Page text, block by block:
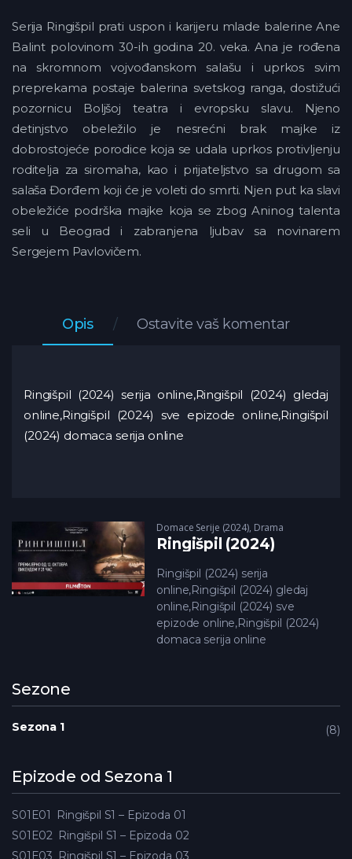
Serija Ringišpil prati uspon i karijeru mlade balerine Ane
Balint polovinom 30-ih godina 20. veka. Ana je rođena
na skromnom vojvođanskom salašu i uprkos svim
preprekama postaje balerina svetskog ranga, dostižući
pozornicu Boljšoj teatra i evropsku slavu. Njeno
detinjstvo obeležilo je nesrećni brak majke iz
dobrostojeće porodice koja se udala uprkos protivljenju
roditelja za siromaha, kao i prijateljstvo sa drugom sa
salaša Đorđem koji će je voleti do smrti. Njen put ka slavi
obeležiće podrška majke koja se zbog Aninog talenta
seli u Beograd i zabranjena ljubav sa novinarem
Sergejem Pavlovičem.
Opis Ostavite vaš komentar
Ringišpil (2024) serija online,Ringišpil (2024) gledaj
online,Ringišpil (2024) sve epizode online,Ringišpil
(2024) domaca serija online
Domace Serije (2024), Drama
Ringišpil (2024)
Ringišpil (2024) serija
online,Ringišpil (2024) gledaj
online,Ringišpil (2024) sve
epizode online,Ringišpil (2024)
domaca serija online
Sezone
Sezona 1 8
Epizode od Sezona 1
S01E01
Ringišpil S1 – Epizoda 01
S01E02 Ringišpil S1 – Epizoda 02
S01E03 Ringišpil S1 – Epizoda 03